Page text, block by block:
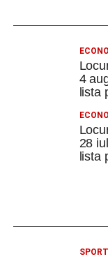
4
lista
28
lista
SPORT